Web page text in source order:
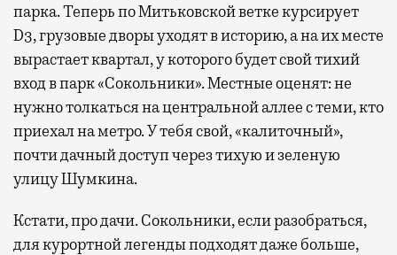
парка. Теперь по Митьковской ветке курсирует
D3, грузовые дворы уходят в историю, а на их месте
вырастает квартал, у которого будет свой тихий
вход в парк «Сокольники». Местные оценят: не
нужно толкаться на центральной аллее с теми, кто
приехал на метро. У тебя свой, «калиточный»,
почти дачный доступ через тихую и зеленую
улицу Шумкина.
Кстати, про дачи. Сокольники, если разобраться,
для курортной легенды подходят даже больше,